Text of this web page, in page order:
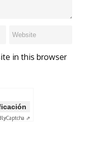
in this browser
Captcha ⇗